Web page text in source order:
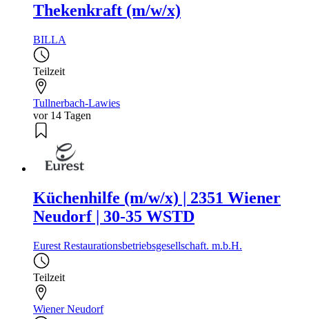
Thekenkraft (m/w/x)
BILLA
Teilzeit
Tullnerbach-Lawies
vor 14 Tagen
Küchenhilfe (m/w/x) | 2351 Wiener
Neudorf | 30-35 WSTD
Eurest Restaurationsbetriebsgesellschaft. m.b.H.
Teilzeit
Wiener Neudorf